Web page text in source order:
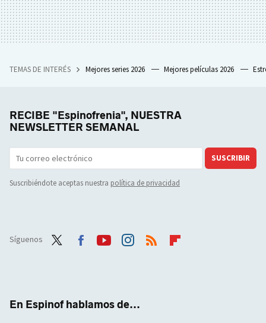
TEMAS DE INTERÉS Mejores series 2026 Mejores películas 2026
RECIBE "Espinofrenia", NUESTRA
NEWSLETTER SEMANAL
SUSCRIBIR
Suscribiéndote aceptas nuestra política de privacidad
Síguenos
En Espinof hablamos de...